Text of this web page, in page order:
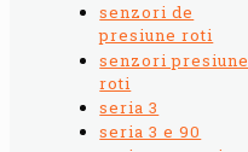
senzori de
presiune roti
senzori presiune
roti
seria 3
seria 3 e 90